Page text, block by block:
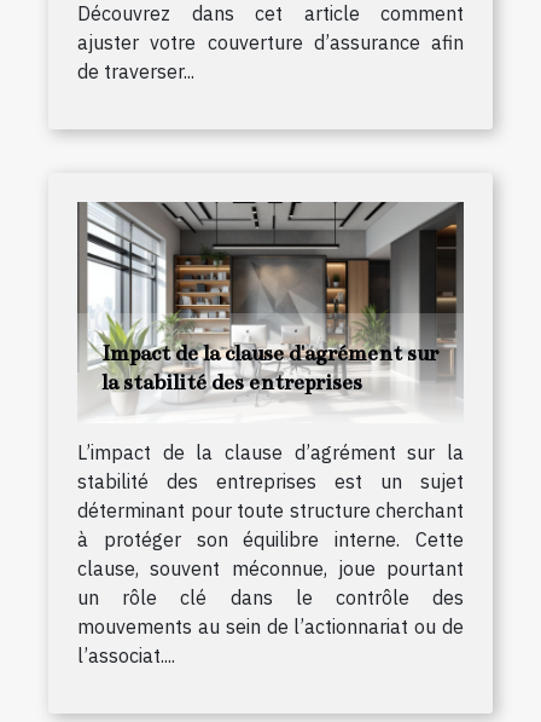
Découvrez dans cet article comment
ajuster votre couverture d’assurance afin
de traverser...
Impact de la clause d'agrément sur
la stabilité des entreprises
L’impact de la clause d’agrément sur la
stabilité des entreprises est un sujet
déterminant pour toute structure cherchant
à protéger son équilibre interne. Cette
clause, souvent méconnue, joue pourtant
un rôle clé dans le contrôle des
mouvements au sein de l’actionnariat ou de
l’associat....